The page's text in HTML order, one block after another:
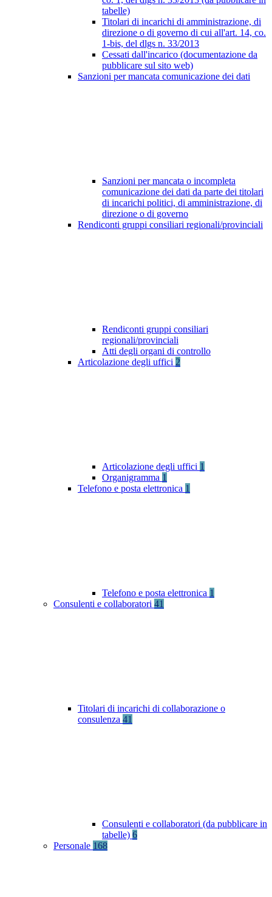
tabelle)
Titolari di incarichi di amministrazione, di
direzione o di governo di cui all'art. 14, co.
1-bis, del dlgs n. 33/2013
Cessati dall'incarico (documentazione da
pubblicare sul sito web)
Sanzioni per mancata comunicazione dei dati
Sanzioni per mancata o incompleta
comunicazione dei dati da parte dei titolari
di incarichi politici, di amministrazione, di
direzione o di governo
Rendiconti gruppi consiliari regionali/provinciali
Rendiconti gruppi consiliari
regionali/provinciali
Atti degli organi di controllo
Articolazione degli uffici 2
Articolazione degli uffici 1
Organigramma 1
Telefono e posta elettronica 1
Telefono e posta elettronica 1
Consulenti e collaboratori 41
Titolari di incarichi di collaborazione o
consulenza 41
Consulenti e collaboratori (da pubblicare in
tabelle) 6
Personale 168